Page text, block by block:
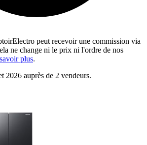
peut recevoir une commission via
ne change ni le prix ni l'ordre de nos
plus.
2026 auprès de 2 vendeurs.